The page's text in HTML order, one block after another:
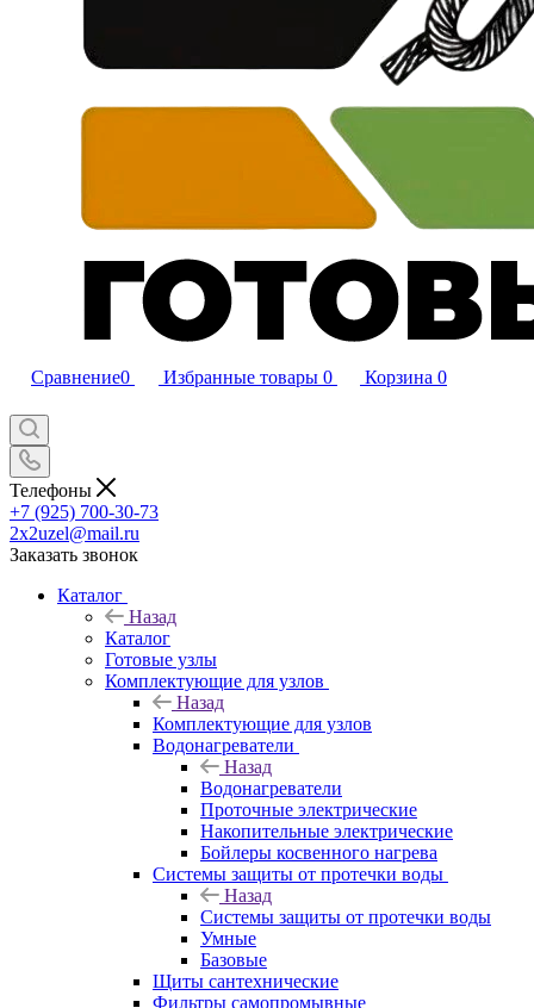
Сравнение0 Избранные товары 0 Корзина 0
Телефоны
+7 (925) 700-30-73
2x2uzel@mail.ru
Заказать звонок
Каталог
Назад
Каталог
Готовые узлы
Комплектующие для узлов
Назад
Комплектующие для узлов
Водонагреватели
Назад
Водонагреватели
Проточные электрические
Накопительные электрические
Бойлеры косвенного нагрева
Системы защиты от протечки воды
Назад
Системы защиты от протечки воды
Умные
Базовые
Щиты сантехнические
Фильтры самопромывные